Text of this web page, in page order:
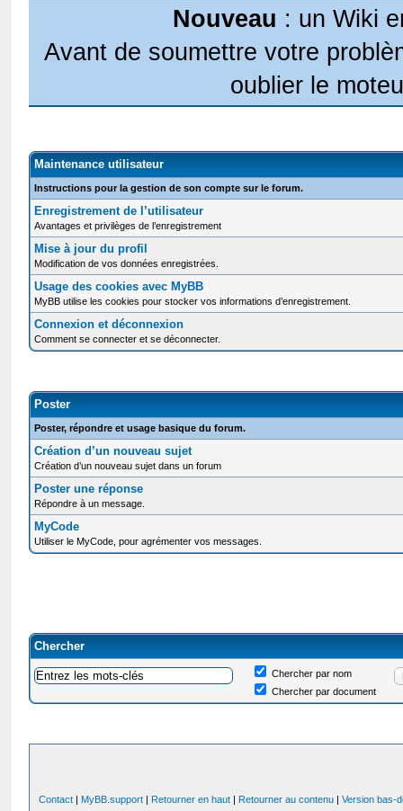
Nouveau : un Wiki
Avant de soumettre votre
oublier le
Maintenance utilisateur
Instructions pour la gestion de son compte sur le forum.
Enregistrement de l’utilisateur
Avantages et privilèges de l’enregistrement
Mise à jour du profil
Modification de vos données enregistrées.
Usage des cookies avec MyBB
MyBB utilise les cookies pour stocker vos informations d’enregistrement.
Connexion et déconnexion
Comment se connecter et se déconnecter.
Poster
Poster, répondre et usage basique du forum.
Création d’un nouveau sujet
Création d’un nouveau sujet dans un forum
Poster une réponse
Répondre à un message.
MyCode
Utiliser le MyCode, pour agrémenter vos messages.
Chercher
Chercher par nom
Chercher par document
Contact | MyBB.support | Retourner en haut | Retourner au contenu |Version bas-